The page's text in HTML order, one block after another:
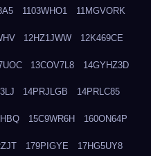
1103WHO1 11MGVORK
12HZ1JWW 12K469CE
13COV7L8 14GYHZ3D
14PRJLGB 14PRLC85
15C9WR6H 160ON64P
179PIGYE 17HG5UY8